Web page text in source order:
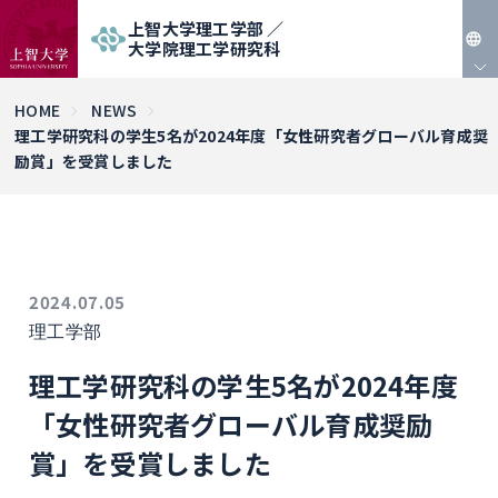
上智大学理工学部 ／
大学院理工学研究科
EN
HOME
NEWS
理工学研究科の学生5名が2024年度「女性研究者グローバル育成奨
励賞」を受賞しました
2024.07.05
理工学部
理工学研究科の学生5名が2024年度
「女性研究者グローバル育成奨励
賞」を受賞しました